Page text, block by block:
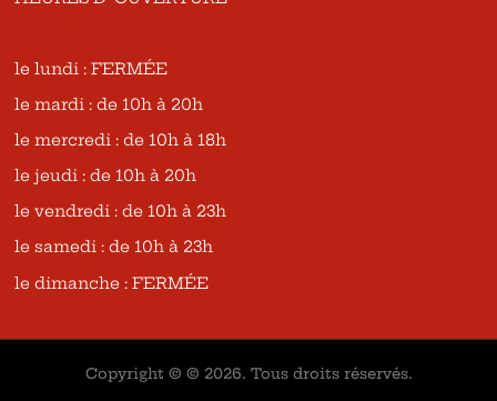
le lundi : FERMÉE
le mardi : de 10h à 20h
le mercredi : de 10h à 18h
le jeudi : de 10h à 20h
le vendredi : de 10h à 23h
le samedi : de 10h à 23h
le dimanche : FERMÉE
Copyright © © 2026. Tous droits réservés.